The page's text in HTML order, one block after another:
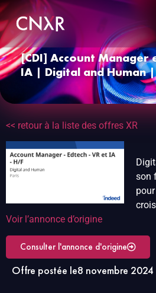
[CDI] Account Manager
IA | Digital and Human
<< retour à la liste des offres XR
son
Voir l’annonce d’origine
Consulter l'annonce d'origine
Offre postée le8 novembre 2024